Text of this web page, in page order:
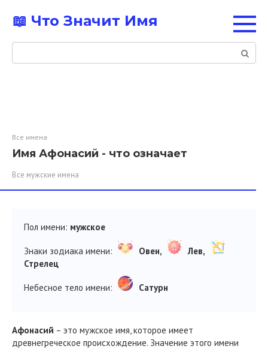
контенту
📖 Что Значит Имя
Поиск:
Все имена
Имя Афонасий - что означает
Все мужские имена
Пол имени: мужское
Знаки зодиака имени: Овен,
Лев,
Стрелец
Небесное тело имени: Сатурн
Афонасий – это мужское имя, которое имеет
древнегреческое происхождение. Значение этого имени